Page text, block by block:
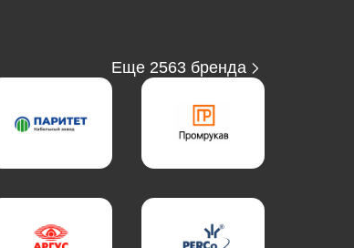
Еще 2563 бренда